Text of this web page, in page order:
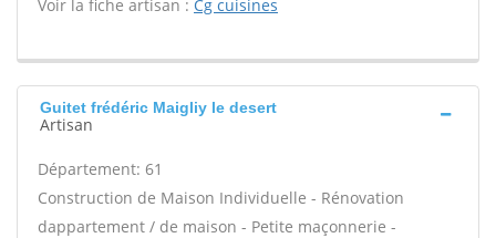
Voir la fiche artisan : Cg cuisines
Guitet frédéric Maigliy le desert
Artisan
Département: 61
Construction de Maison Individuelle - Rénovation
dappartement / de maison - Petite maçonnerie -